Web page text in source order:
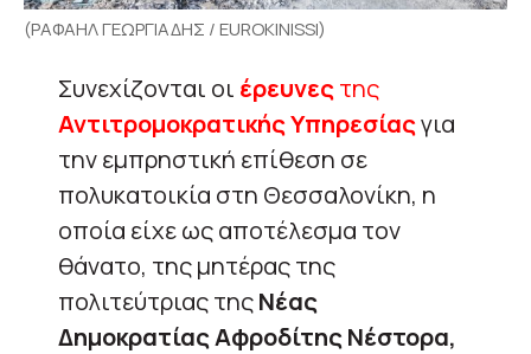
(ΡΑΦΑΗΛ ΓΕΩΡΓΙΑΔΗΣ / EUROKINISSI)
Συνεχίζονται οι έρευνεςτης
Αντιτρομοκρατικής Υπηρεσίαςγια
την εμπρηστική επίθεση σε
πολυκατοικία στη Θεσσαλονίκη, η
οποία είχε ως αποτέλεσμα τον
θάνατο, της μητέρας της
πολιτεύτριας τηςΝέας
Δημοκρατίας Αφροδίτης Νέστορα,